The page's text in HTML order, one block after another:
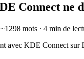
Connect ne
~1298 mots · 4 min de
avec KDE Connect